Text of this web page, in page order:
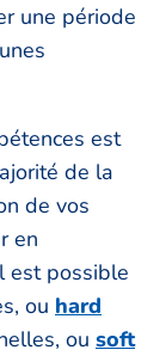
une période
est
de la
de vos
en
est possible
ou hard
ou soft